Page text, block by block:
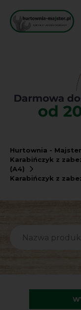
Hurtownia - Majster
Karabińczyk z
(A4)
Karabińczyk z